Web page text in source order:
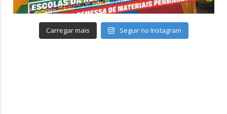
Carregar mais Seguir no Instagram